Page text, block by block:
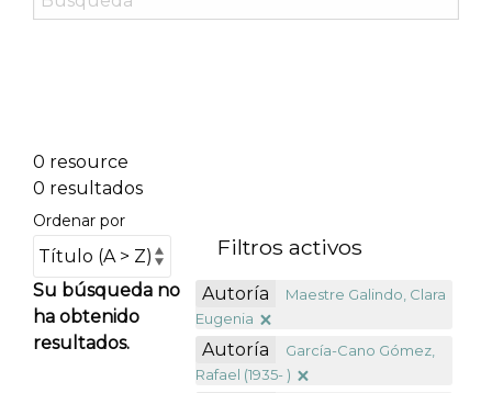
0 resource
0 resultados
Ordenar por
Su búsqueda no
ha obtenido
resultados.
Filtros activos
Autoría
Maestre Galindo, Clara
Eugenia
Autoría
García-Cano Gómez,
Rafael (1935- )